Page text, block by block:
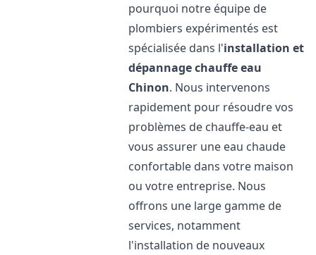
pourquoi notre équipe de
plombiers expérimentés est
spécialisée dans l'installation et
dépannage chauffe eau
Chinon. Nous intervenons
rapidement pour résoudre vos
problèmes de chauffe-eau et
vous assurer une eau chaude
confortable dans votre maison
ou votre entreprise. Nous
offrons une large gamme de
services, notamment
l'installation de nouveaux